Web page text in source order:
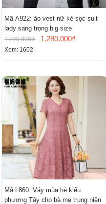
Mã A922: áo vest nữ kẻ sọc suit
lady sang trọng big size
1.770.000₫ 1.280.000₫
Xem: 1602
Mã L860: Váy mùa hè kiểu
phương Tây cho bà mẹ trung niên